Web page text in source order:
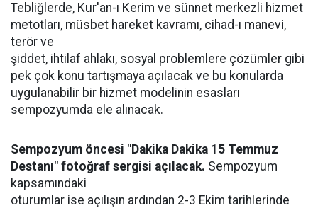
Tebliğlerde, Kur'an-ı Kerim ve sünnet merkezli hizmet
metotları, müsbet hareket kavramı, cihad-ı manevi,
terör ve
şiddet, ihtilaf ahlakı, sosyal problemlere çözümler gibi
pek çok konu tartışmaya açılacak ve bu konularda
uygulanabilir bir hizmet modelinin esasları
sempozyumda ele alınacak.
Sempozyum öncesi "Dakika Dakika 15 Temmuz
Destanı" fotoğraf sergisi açılacak. Sempozyum
kapsamındaki
oturumlar ise açılışın ardından 2-3 Ekim tarihlerinde